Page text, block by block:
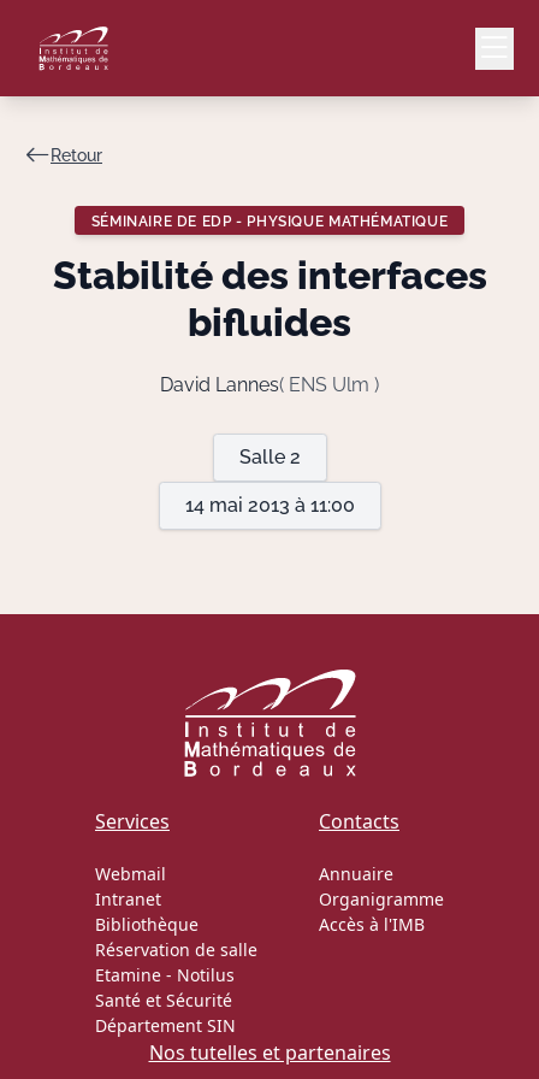
Lang
Retour
SÉMINAIRE DE EDP - PHYSIQUE MATHÉMATIQUE
Stabilité des interfaces
bifluides
David Lannes( ENS Ulm )
Salle 2
14 mai 2013 à 11:00
Services
Webmail
Intranet
Bibliothèque
Réservation de salle
Etamine - Notilus
Santé et Sécurité
Département SIN
Contacts
Annuaire
Organigramme
Accès à l'IMB
Nos tutelles et partenaires